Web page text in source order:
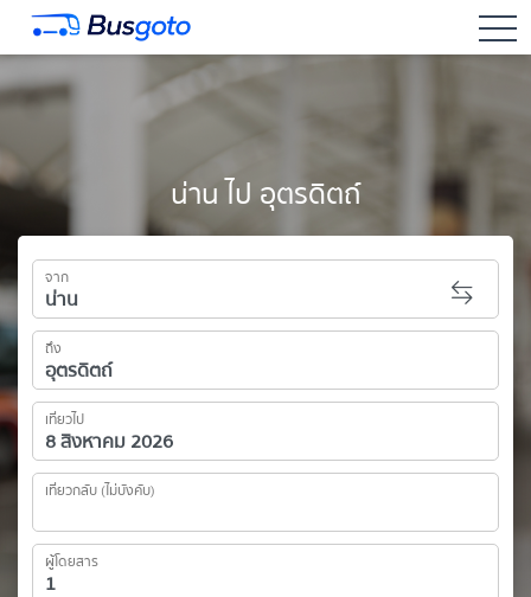
น่าน ไป อุตรดิตถ์
จาก
ถึง
เที่ยวไป
เที่ยวกลับ (ไม่บังคับ)
ผู้โดยสาร